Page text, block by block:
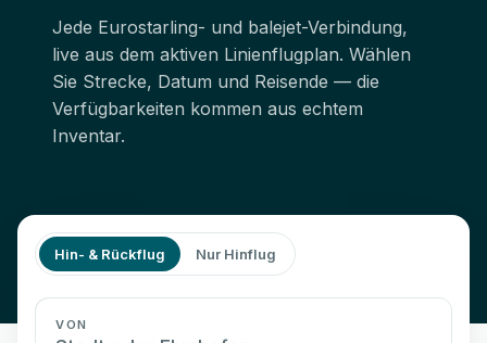
Jede Eurostarling- und balejet-Verbindung,
live aus dem aktiven Linienflugplan. Wählen
Sie Strecke, Datum und Reisende — die
Verfügbarkeiten kommen aus echtem
Inventar.
Hin- & Rückflug Nur Hinflug
VON